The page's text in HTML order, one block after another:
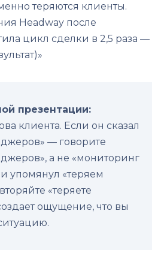
теряются клиенты.
Headway после
цикл сделки в 2,5 раза —
презентации:
клиента. Если он сказал
— говорите
а не «мониторинг
упомянул «теряем
«теряете
ощущение, что вы